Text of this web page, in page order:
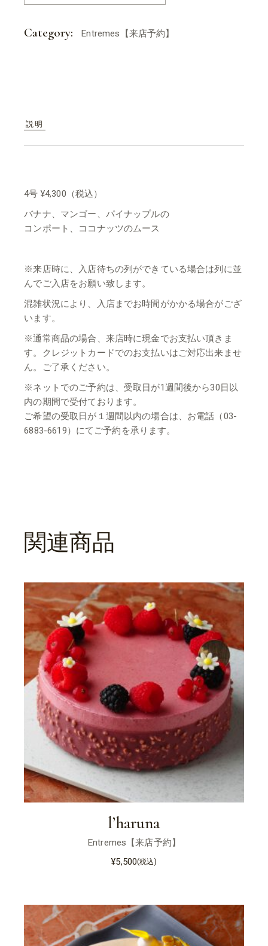
Category: Entremes【来店予約】
説明
4号 ¥4,300（税込）
バナナ、マンゴー、パイナップルの
コンポート、ココナッツのムース
※来店時に、入店待ちの列ができている場合は列に並
んでご入店をお願い致します。
混雑状況により、入店までお時間がかかる場合がござ
います。
※通常商品の場合、来店時に現金でお支払い頂きま
す。クレジットカードでのお支払いはご対応出来ませ
ん。ご了承ください。
※ネットでのご予約は、受取日が1週間後から30日以
内の期間で受付ております。
ご希望の受取日が１週間以内の場合は、お電話（03-
6883-6619）にてご予約を承ります。
関連商品
l’haruna
Entremes【来店予約】
¥5,500(税込)